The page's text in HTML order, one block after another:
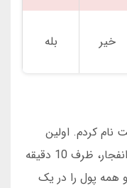
خیر بله
نام کردم. اولین
واریزم 200 هزار تومان بود و در بازی انفجار، ظرف 10 دقیقه
و همه پول را در یک